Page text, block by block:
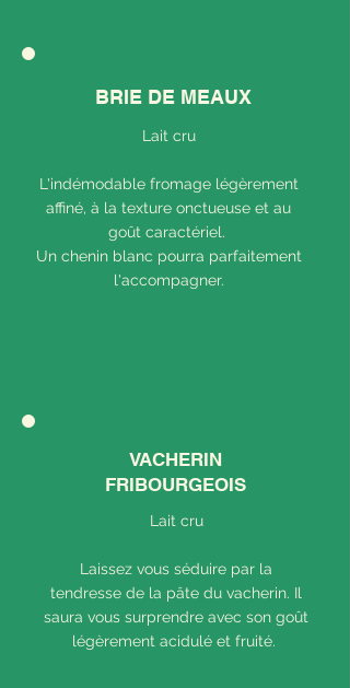
BRIE DE MEAUX
Lait cru
L'indémodable fromage légèrement
affiné, à la texture onctueuse et au
goût caractériel.
Un chenin blanc pourra parfaitement
l'accompagner.
VACHERIN
FRIBOURGEOIS
Lait cru
Laissez vous séduire par la
tendresse de la pâte du vacherin. Il
saura vous surprendre avec son goût
légèrement acidulé et fruité.